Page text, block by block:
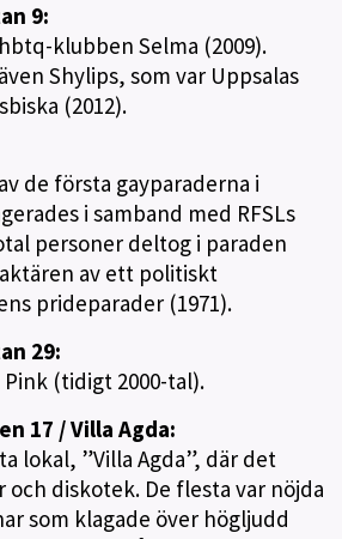
9:
klubben Selma (2009).
Shylips, som var Uppsalas
(2012).
de första gayparaderna i
i samband med RFSLs
personer deltog i paraden
av ett politiskt
prideparader (1971).
29:
(tidigt 2000-tal).
17 / Villa Agda:
lokal, ”Villa Agda”, där det
diskotek. De flesta var nöjda
som klagade över högljudd